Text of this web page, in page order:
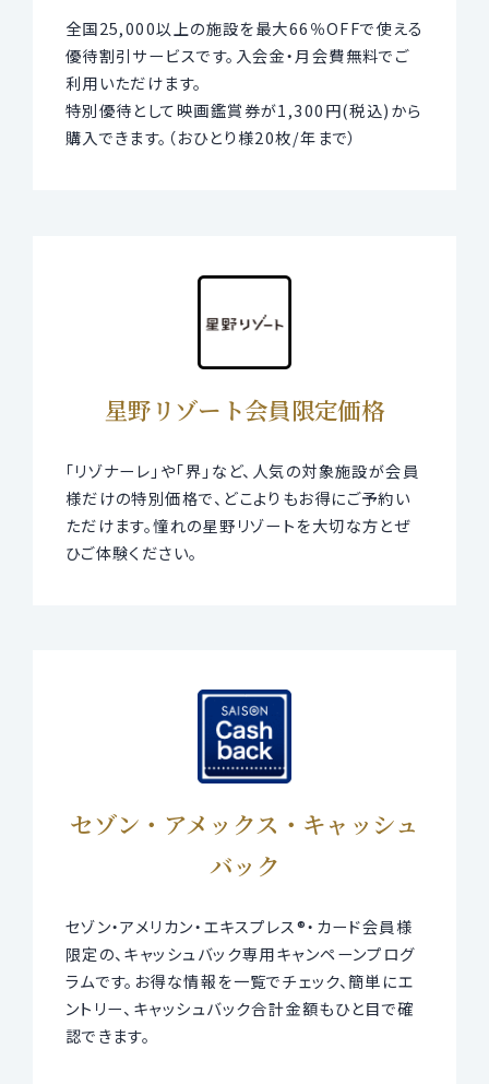
全国25,000以上の施設を最大66％OFFで使える
優待割引サービスです。入会金・月会費無料でご
利用いただけます。
特別優待として映画鑑賞券が1,300円(税込)から
購入できます。（おひとり様20枚/年まで）
星野リゾート会員限定価格
「リゾナーレ」や「界」など、人気の対象施設が会員
様だけの特別価格で、どこよりもお得にご予約い
ただけます。憧れの星野リゾートを大切な方とぜ
ひご体験ください。
セゾン・アメックス・キャッシュ
バック
セゾン・アメリカン・エキスプレス®・カード会員様
限定の、キャッシュバック専用キャンペーンプログ
ラムです。お得な情報を一覧でチェック、簡単にエ
ントリー、キャッシュバック合計金額もひと目で確
認できます。